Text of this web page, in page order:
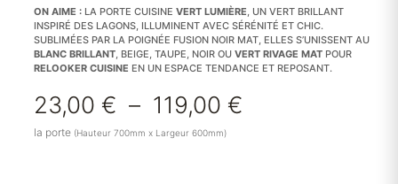
ON AIME : LA PORTE CUISINEVERT LUMIÈRE , UN VERT BRILLANT
INSPIRÉ DES LAGONS, ILLUMINENT AVEC SÉRÉNITÉ ET CHIC.
SUBLIMÉES PAR LA POIGNÉE FUSION NOIR MAT, ELLES S’UNISSENT AU
BLANC BRILLANT , BEIGE, TAUPE, NOIR OUVERT RIVAGE MAT POUR
RELOOKER CUISINE EN UN ESPACE TENDANCE ET REPOSANT.
23,00 € – 119,00 €
la porte (Hauteur 700mm x Largeur 600mm)